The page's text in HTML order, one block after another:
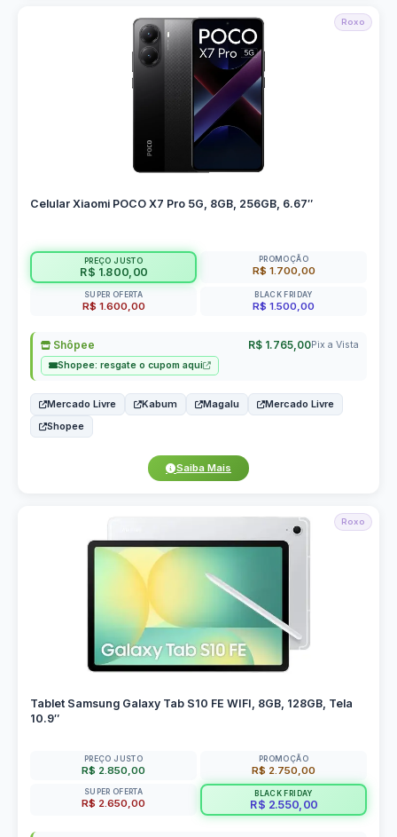
Roxo
Celular Xiaomi POCO X7 Pro 5G, 8GB, 256GB, 6.67″
PREÇO JUSTO
R$ 1.800,00
PROMOÇÃO
R$ 1.700,00
SUPER OFERTA
R$ 1.600,00
BLACK FRIDAY
R$ 1.500,00
Shôpee R$ 1.765,00Pix a Vista
Shopee: resgate o cupom aqui
Mercado Livre Kabum Magalu
Mercado Livre
Shopee
Saiba Mais
Roxo
Tablet Samsung Galaxy Tab S10 FE WIFI, 8GB, 128GB, Tela
10.9″
PREÇO JUSTO
R$ 2.850,00
PROMOÇÃO
R$ 2.750,00
SUPER OFERTA
R$ 2.650,00
BLACK FRIDAY
R$ 2.550,00